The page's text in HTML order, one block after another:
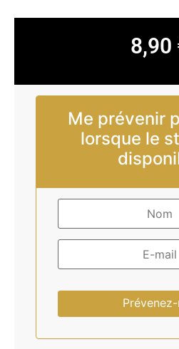
8,90
Me prévenir
lorsque le